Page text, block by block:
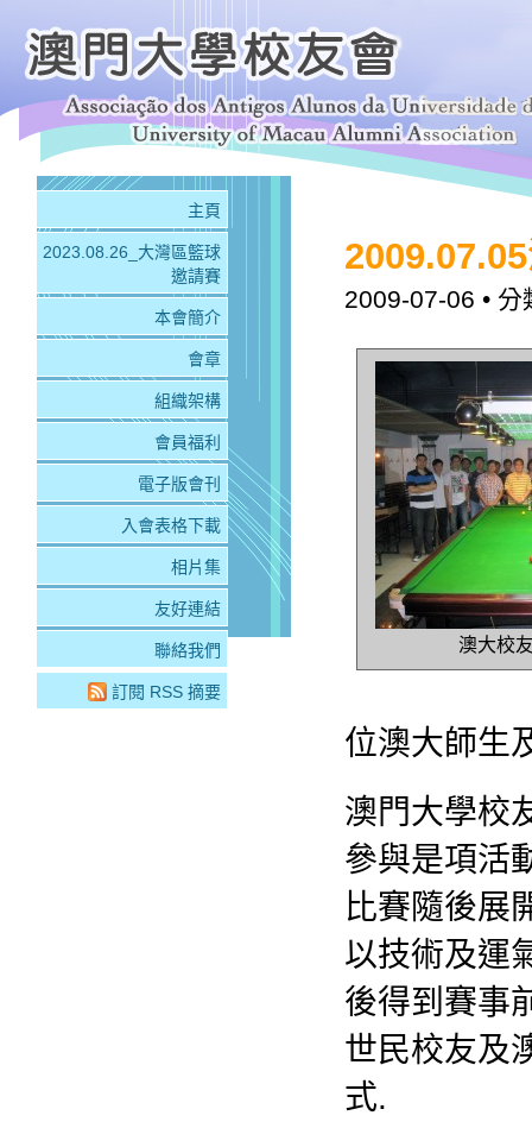
2009-07-06 •
澳大校
位澳大師生
澳門大學校
參與是項活
比賽隨後展
以技術及運
後得到賽事
世民校友及
式.
主頁
2023.08.26_大灣區籃球
邀請賽
本會簡介
會章
組織架構
會員福利
電子版會刊
入會表格下載
相片集
友好連結
聯絡我們
訂閱 RSS 摘要